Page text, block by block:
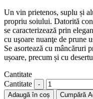
Un vin prietenos, suplu și
propriu soiului. Datorită
se caracterizează prin
cu uşoare nuanţe de prune
Se asortează cu mâncăruri
ușoare, precum și cu
Cantitate
Cantitate
Adaugă în coș Cumpără